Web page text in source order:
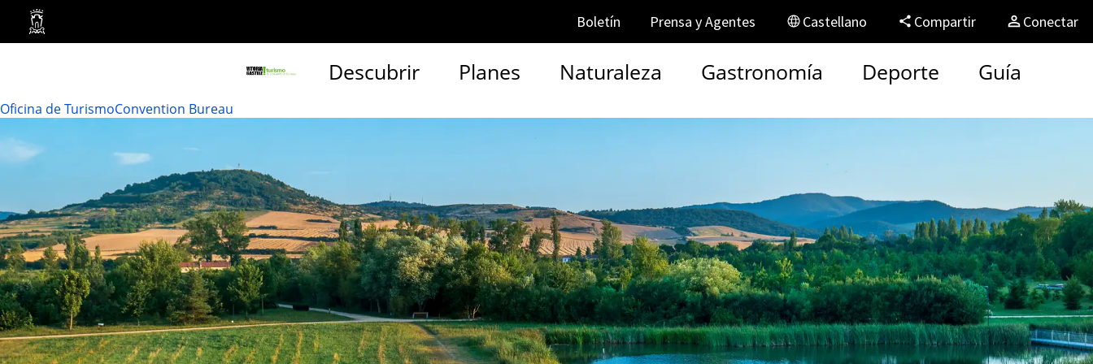
Ayuntamiento
Vitoria-
Boletín Prensa y Agentes Castellano Compartir Conectar
Descubrir Planes Naturaleza Gastronomía Deporte Guía
Oficina de TurismoConvention Bureau
Turismo
Vitoria-
Gasteiz